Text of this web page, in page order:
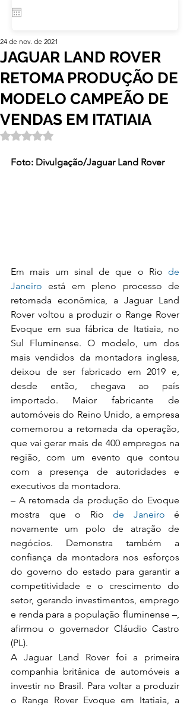
JAGUAR LAND ROVER
RETOMA PRODUÇÃO DE
MODELO CAMPEÃO DE
VENDAS EM ITATIAIA
24 de nov. de 2021
Avaliado com NaN de 5 estrelas.
Foto: Divulgação/Jaguar Land Rover
Em mais um sinal de que o Rio de
Janeiro está em pleno processo de
retomada econômica, a Jaguar Land
Rover voltou a produzir o Range Rover
Evoque em sua fábrica de Itatiaia, no
Sul Fluminense. O modelo, um dos
mais vendidos da montadora inglesa,
deixou de ser fabricado em 2019 e,
desde então, chegava ao país
importado. Maior fabricante de
automóveis do Reino Unido, a empresa
comemorou a retomada da operação,
que vai gerar mais de 400 empregos na
região, com um evento que contou
com a presença de autoridades e
executivos da montadora.
– A retomada da produção do Evoque
mostra que o Rio de Janeiro é
novamente um polo de atração de
negócios. Demonstra também a
confiança da montadora nos esforços
do governo do estado para garantir a
competitividade e o crescimento do
setor, gerando investimentos, emprego
e renda para a população fluminense –,
afirmou o governador Cláudio Castro
(PL).
A Jaguar Land Rover foi a primeira
companhia britânica de automóveis a
investir no Brasil. Para voltar a produzir
o Range Rover Evoque em Itatiaia, a